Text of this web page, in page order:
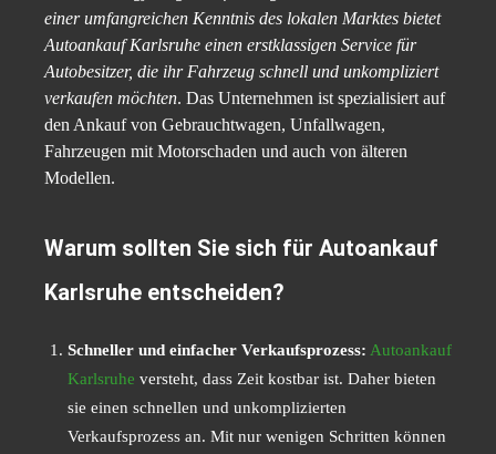
einer umfangreichen Kenntnis des lokalen Marktes bietet
Autoankauf Karlsruhe einen erstklassigen Service für
Autobesitzer, die ihr Fahrzeug schnell und unkompliziert
verkaufen möchten. Das Unternehmen ist spezialisiert auf
den Ankauf von Gebrauchtwagen, Unfallwagen,
Fahrzeugen mit Motorschaden und auch von älteren
Modellen.
Warum sollten Sie sich für Autoankauf
Karlsruhe entscheiden?
Schneller und einfacher Verkaufsprozess: Autoankauf
Karlsruhe versteht, dass Zeit kostbar ist. Daher bieten
sie einen schnellen und unkomplizierten
Verkaufsprozess an. Mit nur wenigen Schritten können